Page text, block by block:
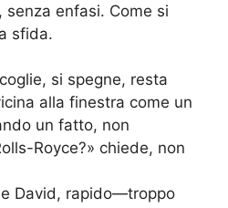
senza enfasi. Come si
sfida.
si spegne, resta
alla finestra come un
un fatto, non
Royce?» chiede, non
David, rapido—troppo